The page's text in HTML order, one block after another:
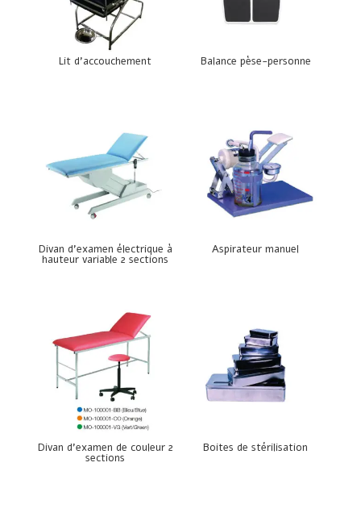
Lit d’accouchement Balance pèse-personne
Divan d’examen électrique à
hauteur variable 2 sections
Aspirateur manuel
Divan d’examen de couleur 2
sections
Boites de stérilisation